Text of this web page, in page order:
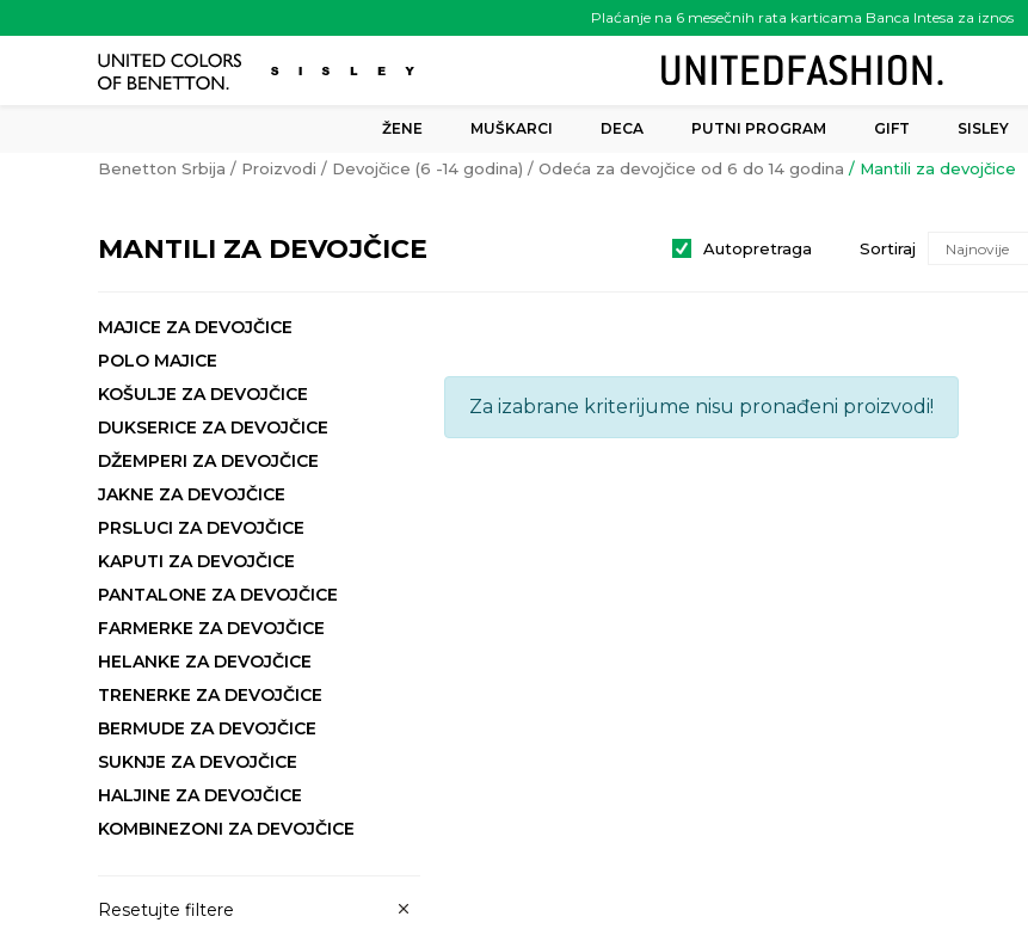
Plaćanje na 6 mesečnih rata karticama Banca Intesa za iznos
preko 6.000.00 rsd
ŽENE MUŠKARCI DECA PUTNI PROGRAM GIFT SISLEY
Benetton Srbija Proizvodi Devojčice (6 -14 godina) Odeća za devojčice od 6 do 14 godina Mantili za devojčice
MANTILI ZA DEVOJČICE Autopretraga Sortiraj
MAJICE ZA DEVOJČICE
POLO MAJICE
KOŠULJE ZA DEVOJČICE
DUKSERICE ZA DEVOJČICE
DŽEMPERI ZA DEVOJČICE
JAKNE ZA DEVOJČICE
PRSLUCI ZA DEVOJČICE
KAPUTI ZA DEVOJČICE
PANTALONE ZA DEVOJČICE
FARMERKE ZA DEVOJČICE
HELANKE ZA DEVOJČICE
TRENERKE ZA DEVOJČICE
BERMUDE ZA DEVOJČICE
SUKNJE ZA DEVOJČICE
HALJINE ZA DEVOJČICE
KOMBINEZONI ZA DEVOJČICE
Resetujte filtere
Za izabrane kriterijume nisu pronađeni proizvodi!